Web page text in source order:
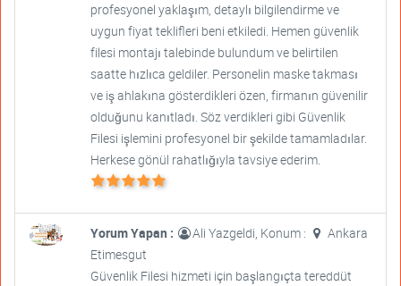
profesyonel yaklaşım, detaylı bilgilendirme ve
uygun fiyat teklifleri beni etkiledi. Hemen güvenlik
filesi montajı talebinde bulundum ve belirtilen
saatte hızlıca geldiler. Personelin maske takması
ve iş ahlakına gösterdikleri özen, firmanın güvenilir
olduğunu kanıtladı. Söz verdikleri gibi Güvenlik
Filesi işlemini profesyonel bir şekilde tamamladılar.
Herkese gönül rahatlığıyla tavsiye ederim.
Yorum Yapan : Ali Yazgeldi, Konum :
Ankara
Etimesgut
Güvenlik Filesi hizmeti için başlangıçta tereddüt